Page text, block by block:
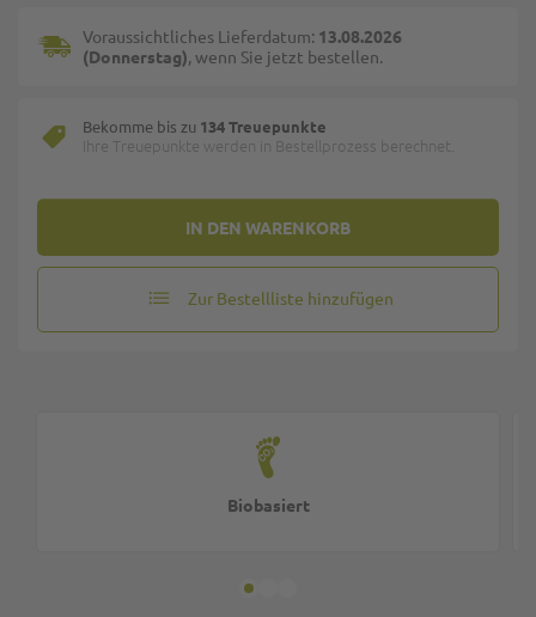
IN DEN WARENKORB
Voraussichtliches Lieferdatum: 13.08.2026
(Donnerstag), wenn Sie jetzt bestellen.
Bekomme bis zu 134 Treuepunkte
Ihre Treuepunkte werden in Bestellprozess berechnet.
Zur Bestellliste hinzufügen
Biobasiert